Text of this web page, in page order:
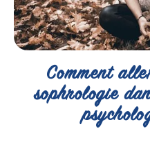
Comment
sophrologie